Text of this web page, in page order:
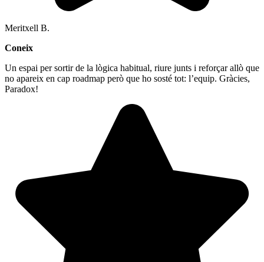
Meritxell B.
Coneix
Un espai per sortir de la lògica habitual, riure junts i reforçar allò que
no apareix en cap roadmap però que ho sosté tot: l’equip. Gràcies,
Paradox!